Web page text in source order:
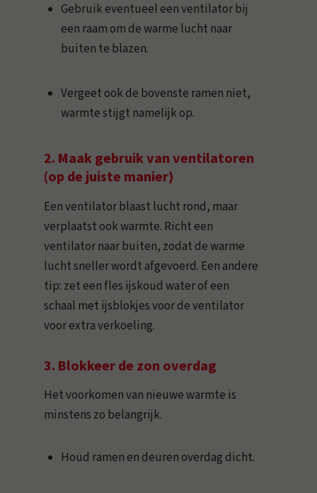
Gebruik eventueel een ventilator bij
een raam om de warme lucht naar
buiten te blazen.
Vergeet ook de bovenste ramen niet,
warmte stijgt namelijk op.
2. Maak gebruik van ventilatoren
(op de juiste manier)
Een ventilator blaast lucht rond, maar
verplaatst ook warmte. Richt een
ventilator naar buiten, zodat de warme
lucht sneller wordt afgevoerd. Een andere
tip: zet een fles ijskoud water of een
schaal met ijsblokjes voor de ventilator
voor extra verkoeling.
3. Blokkeer de zon overdag
Het voorkomen van nieuwe warmte is
minstens zo belangrijk.
Houd ramen en deuren overdag dicht.